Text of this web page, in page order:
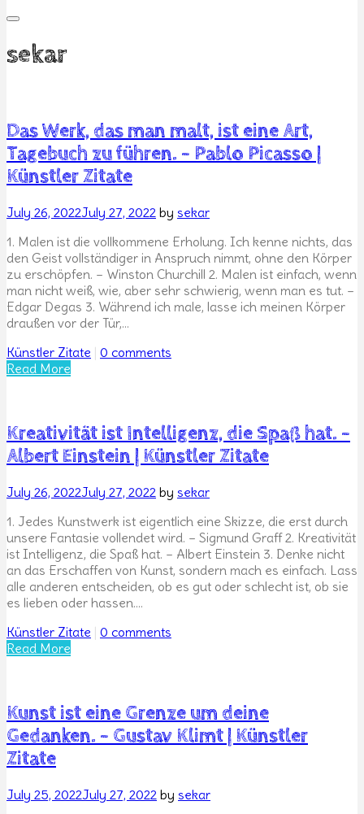
sekar
Das Werk, das man malt, ist eine Art,
Tagebuch zu führen. – Pablo Picasso |
Künstler Zitate
Posted
July 26, 2022July 27, 2022 by sekar
1. Malen ist die vollkommene Erholung. Ich kenne nichts, das
den Geist vollständiger in Anspruch nimmt, ohne den Körper
zu erschöpfen. – Winston Churchill 2. Malen ist einfach, wenn
man nicht weiß, wie, aber sehr schwierig, wenn man es tut. –
Edgar Degas 3. Während ich male, lasse ich meinen Körper
draußen vor der Tür,…
Categories
Künstler Zitate 0 comments
Read More
Kreativität ist Intelligenz, die Spaß hat. –
Albert Einstein | Künstler Zitate
Posted
July 26, 2022July 27, 2022 by sekar
1. Jedes Kunstwerk ist eigentlich eine Skizze, die erst durch
unsere Fantasie vollendet wird. – Sigmund Graff 2. Kreativität
ist Intelligenz, die Spaß hat. – Albert Einstein 3. Denke nicht
an das Erschaffen von Kunst, sondern mach es einfach. Lass
alle anderen entscheiden, ob es gut oder schlecht ist, ob sie
es lieben oder hassen….
Categories
Künstler Zitate 0 comments
Read More
Kunst ist eine Grenze um deine
Gedanken. – Gustav Klimt | Künstler
Zitate
Posted
July 25, 2022July 27, 2022 by sekar